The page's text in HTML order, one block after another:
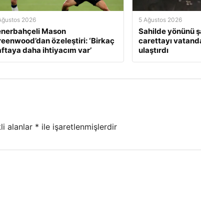
2026
Mason
özeleştiri: ‘Birkaç
daha ihtiyacım var’
5 Ağustos 2026
Sahilde yönünü
carettayı
ulaştırdı
alanlar * ile işaretlenmişlerdir